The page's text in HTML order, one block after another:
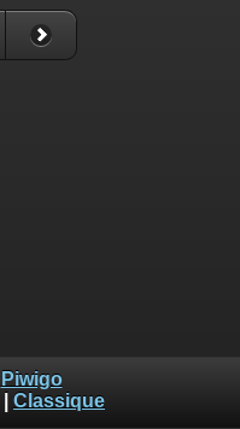
Piwigo
Classique